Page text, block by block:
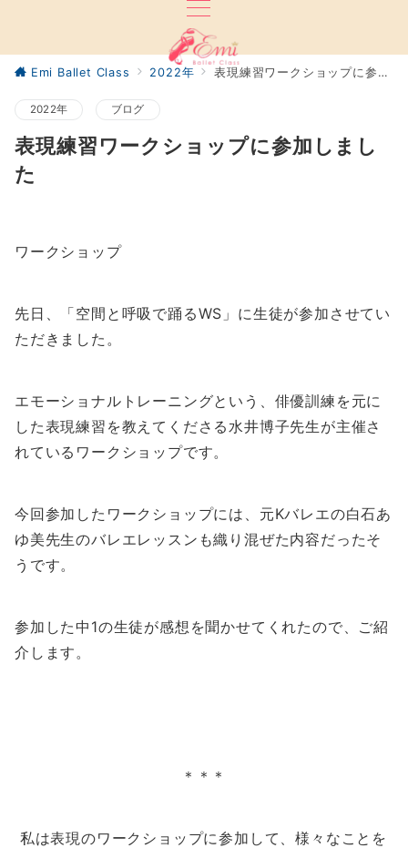
Emi Ballet Class 2022年 表現練習ワークショップに参加しました
2022年 ブログ
表現練習ワークショップに参加しまし
た
ワークショップ
先日、「空間と呼吸で踊るWS」に生徒が参加させてい
ただきました。
エモーショナルトレーニングという、俳優訓練を元に
した表現練習を教えてくださる水井博子先生が主催さ
れているワークショップです。
今回参加したワークショップには、元Kバレエの白石あ
ゆ美先生のバレエレッスンも織り混ぜた内容だったそ
うです。
参加した中1の生徒が感想を聞かせてくれたので、ご紹
介します。
＊＊＊
私は表現のワークショップに参加して、様々なことを